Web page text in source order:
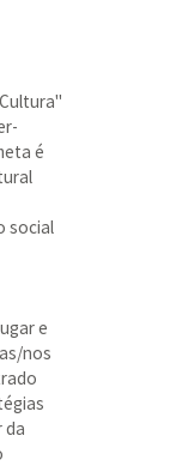
é
social
e
nos
da